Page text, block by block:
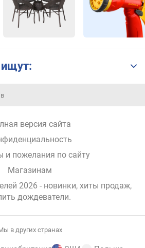
ищут:
версия сайта
и пожелания по сайту
Магазинам
2026 - новинки, хиты продаж,
дождеватели.
в других странах